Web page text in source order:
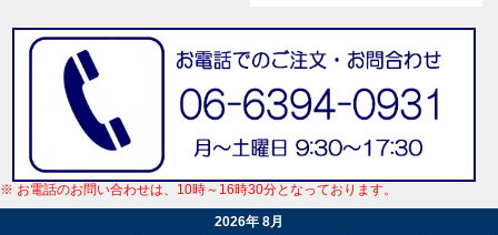
※ お電話のお問い合わせは、10時～16時30分となっております。
2026年 8月